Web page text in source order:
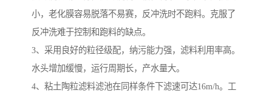
小，老化膜容易脱落不易赛，反冲洗时不跑料。克服了
反冲洗难于控制和跑料的缺点。
3、采用良好的粒径级配，纳污能力强，滤料利用率高。
水头增加缓慢，运行周期长，产水量大。
4、粘土陶粒滤料滤池在同样条件下滤速可达16m/h。工